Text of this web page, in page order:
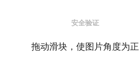
安全验证
拖动滑块，使图片角度为正